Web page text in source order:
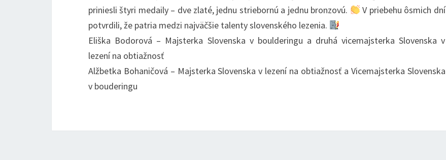
LEZENÍ
ZA
8
priniesli štyri medaily – dve zlaté, jednu striebornú a jednu bronzovú.
V priebehu ôsmich dní
potvrdili, že patria medzi najväčšie talenty slovenského lezenia.
Eliška Bodorová – Majsterka Slovenska v boulderingu a druhá vicemajsterka Slovenska v
lezení na obtiažnosť
Alžbetka Bohaničová – Majsterka Slovenska v lezení na obtiažnosť a Vicemajsterka Slovenska
v bouderingu